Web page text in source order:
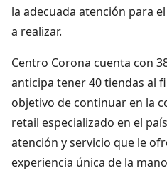
la adecuada atención para
a realizar.
Centro Corona cuenta con
anticipa tener 40 tiendas al
objetivo de continuar en la
retail especializado en el
atención y servicio que le
experiencia única de la